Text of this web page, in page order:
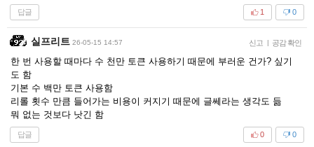
답글 0
1
실프리트 26-05-15 14:57 신고 | 공감 확인
한 번 사용할 때마다 수 천만 토큰 사용하기 때문에 부러운 건가? 싶기
도 함
기본 수 백만 토큰 사용함
리롤 횟수 만큼 들어가는 비용이 커지기 때문에 글쎄라는 생각도 듦
뭐 없는 것보다 낫긴 함
답글 0
0